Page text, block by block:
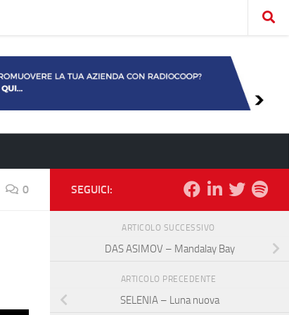
0 SEGUICI:
ARTICOLO SUCCESSIVO
DAS ASIMOV – Mandalay Bay
ARTICOLO PRECEDENTE
SELENIA – Luna nuova